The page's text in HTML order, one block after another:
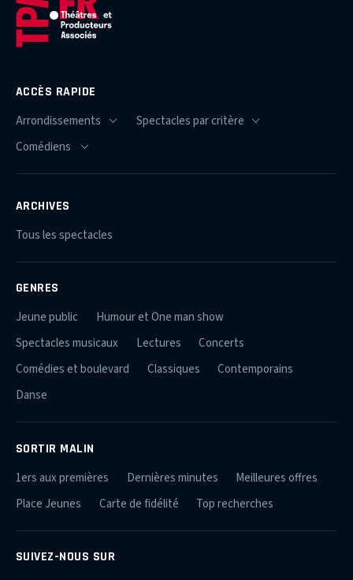
ACCÈS RAPIDE
ARCHIVES
Tous les spectacles
GENRES
Jeune public
Humour et One man show
Spectacles musicaux
Lectures
Concerts
Comédies et boulevard
Classiques
Contemporains
Danse
SORTIR MALIN
1ers aux premières Dernières minutes
Meilleures offres
Place Jeunes
Carte de fidélité Top recherches
SUIVEZ-NOUS SUR